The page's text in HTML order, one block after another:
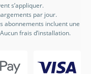
s’appliquer.
par jour.
abonnements incluent une
frais d’installation.